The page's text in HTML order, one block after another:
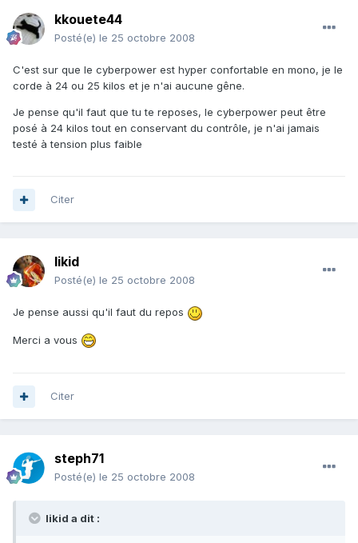
kkouete44
Posté(e) le 25 octobre 2008
C'est sur que le cyberpower est hyper confortable en mono, je le
corde à 24 ou 25 kilos et je n'ai aucune gêne.
Je pense qu'il faut que tu te reposes, le cyberpower peut être
posé à 24 kilos tout en conservant du contrôle, je n'ai jamais
testé à tension plus faible
Citer
likid
Posté(e) le 25 octobre 2008
Je pense aussi qu'il faut du repos
Merci a vous
Citer
steph71
Posté(e) le 25 octobre 2008
likid a dit :